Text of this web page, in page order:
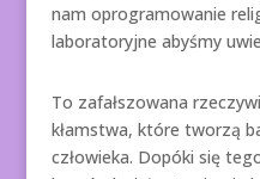
nam oprogramowanie
laboratoryjne abyśmy
To zafałszowana
kłamstwa, które tworzą
człowieka. Dopóki się